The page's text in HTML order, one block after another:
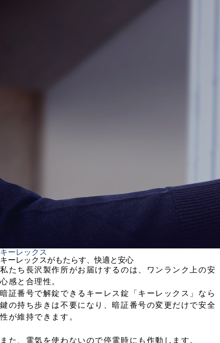
キーレックス
キーレックスがもたらす、快適と安心
私たち長沢製作所がお届けするのは、ワンランク上の安
心感と合理性。
暗証番号で解錠できるキーレス錠「キーレックス」なら
鍵の持ち歩きは不要になり、暗証番号の変更だけで安全
性が維持できます。
また、電気を使わないので停電時にも作動します。